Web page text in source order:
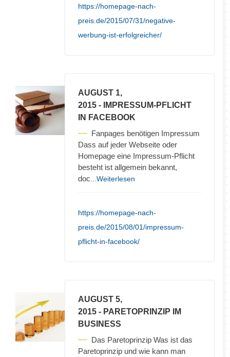
https://homepage-nach-
preis.de/2015/07/31/negative-
werbung-ist-erfolgreicher/
AUGUST 1,
2015 - IMPRESSUM-PFLICHT
IN FACEBOOK
Fanpages benötigen Impressum
Dass auf jeder Webseite oder
Homepage eine Impressum-Pflicht
besteht ist allgemein bekannt,
doc ...Weiterlesen
https://homepage-nach-
preis.de/2015/08/01/impressum-
pflicht-in-facebook/
AUGUST 5,
2015 - PARETOPRINZIP IM
BUSINESS
Das Paretoprinzip Was ist das
Paretoprinzip und wie kann man